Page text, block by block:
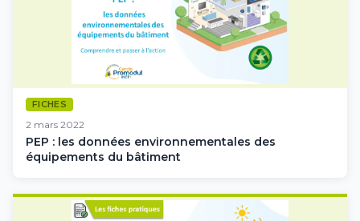
FICHES
2 mars 2022
PEP : les données environnementales des
équipements du bâtiment